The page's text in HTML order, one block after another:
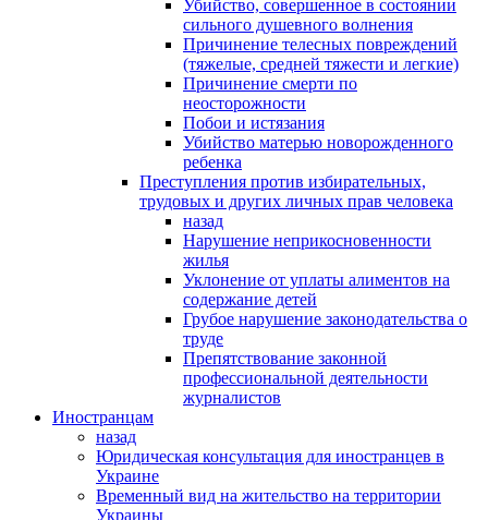
Убийство, совершенное в состоянии
сильного душевного волнения
Причинение телесных повреждений
(тяжелые, средней тяжести и легкие)
Причинение смерти по
неосторожности
Побои и истязания
Убийство матерью новорожденного
ребенка
Преступления против избирательных,
трудовых и других личных прав человека
назад
Нарушение неприкосновенности
жилья
Уклонение от уплаты алиментов на
содержание детей
Грубое нарушение законодательства о
труде
Препятствование законной
профессиональной деятельности
журналистов
Иностранцам
назад
Юридическая консультация для иностранцев в
Украине
Временный вид на жительство на территории
Украины